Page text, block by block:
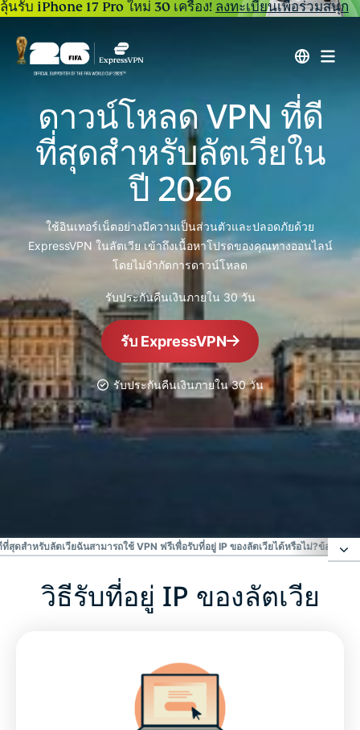
ลุ้นรับ iPhone 17 Pro ใหม่ 30 เครื่อง! ลงทะเบียนเพื่อร่วมสนุก
ดาวน์โหลด VPN ที่ดี
ที่สุดสำหรับลัตเวียใน
ปี 2026
ใช้อินเทอร์เน็ตอย่างมีความเป็นส่วนตัวและปลอดภัยด้วย
ExpressVPN ในลัตเวีย เข้าถึงเนื้อหาโปรดของคุณทางออนไลน์
โดยไม่จำกัดการดาวน์โหลด
รับประกันคืนเงินภายใน 30 วัน
รับ ExpressVPN
รับประกันคืนเงินภายใน 30 วัน
ที่สุดสำหรับลัตเวียฉันสามารถใช้ VPN ฟรีเพื่อรับที่อยู่ IP ของลัตเวียได้หรือไม่?ข้อจำกัดท
วิธีรับที่อยู่ IP ของลัตเวีย
ดาวน์โหลด VPN ลัตเวียสำหรับอุปกรณ์ทั้งหมดของคุณ
วิธีรับที่อยู่ IP ของลัตเวีย